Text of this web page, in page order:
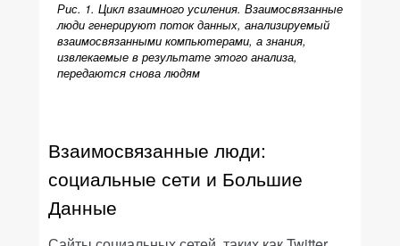
Рис. 1. Цикл взаимного усиления. Взаимосвязанные
люди генерируют поток данных, анализируемый
взаимосвязанными компьютерами, а знания,
извлекаемые в результате этого анализа,
передаются снова людям
Взаимосвязанные люди:
социальные сети и Большие
Данные